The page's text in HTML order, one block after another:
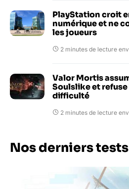
PlayStation croit
numérique et ne
les joueurs
2 minutes de lecture
Valor Mortis
Soulslike et
difficulté
2 minutes de lecture
Nos derniers tests